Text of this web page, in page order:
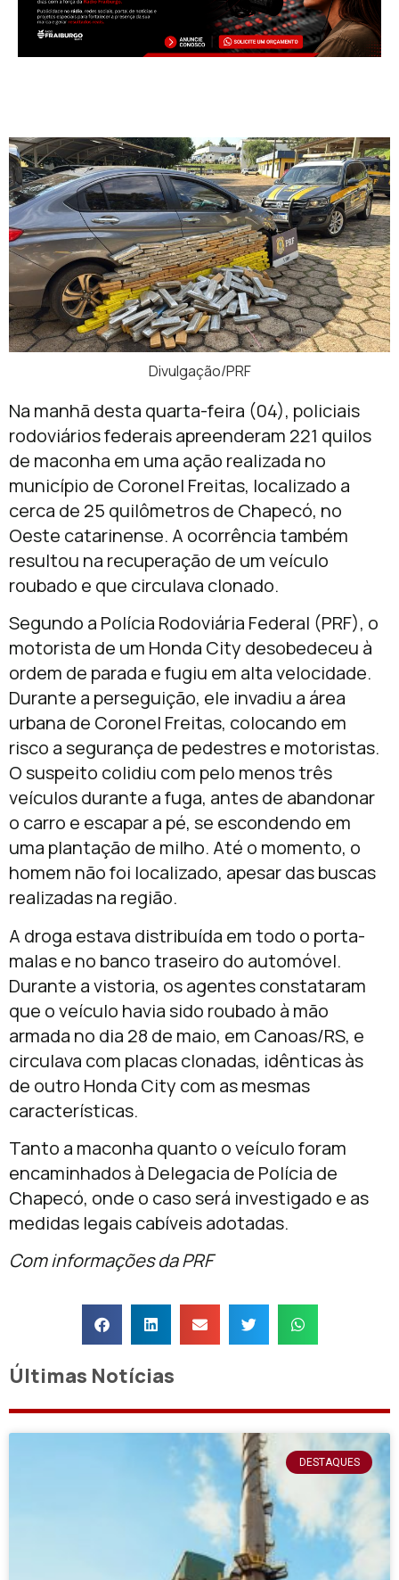
Divulgação/PRF
Na manhã desta quarta-feira (04), policiais
rodoviários federais apreenderam 221 quilos
de maconha em uma ação realizada no
município de Coronel Freitas, localizado a
cerca de 25 quilômetros de Chapecó, no
Oeste catarinense. A ocorrência também
resultou na recuperação de um veículo
roubado e que circulava clonado.
Segundo a Polícia Rodoviária Federal (PRF), o
motorista de um Honda City desobedeceu à
ordem de parada e fugiu em alta velocidade.
Durante a perseguição, ele invadiu a área
urbana de Coronel Freitas, colocando em
risco a segurança de pedestres e motoristas.
O suspeito colidiu com pelo menos três
veículos durante a fuga, antes de abandonar
o carro e escapar a pé, se escondendo em
uma plantação de milho. Até o momento, o
homem não foi localizado, apesar das buscas
realizadas na região.
A droga estava distribuída em todo o porta-
malas e no banco traseiro do automóvel.
Durante a vistoria, os agentes constataram
que o veículo havia sido roubado à mão
armada no dia 28 de maio, em Canoas/RS, e
circulava com placas clonadas, idênticas às
de outro Honda City com as mesmas
características.
Tanto a maconha quanto o veículo foram
encaminhados à Delegacia de Polícia de
Chapecó, onde o caso será investigado e as
medidas legais cabíveis adotadas.
Com informações da PRF
Últimas Notícias
DESTAQUES